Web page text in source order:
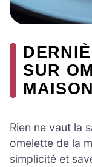
SUR
MAISON
Rien ne vaut la
omelette de la
simplicité et